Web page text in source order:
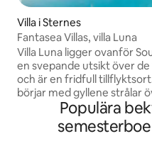
Villa i Sternes
Fantasea Villas, villa Luna
Villa Luna ligger ovanför
en svepande utsikt över
och är en fridfull
börjar med gyllene strålar
medan kvällarna bjuder in
av under stjärnfyllda skyar,
som kastar sitt mjuka sken
Populära